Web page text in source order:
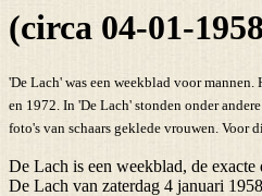
(circa 04-01-
'De Lach' was een weekblad voor
en 1972. In 'De Lach' stonden onder
foto's van schaars geklede vrouwen. Voor
De Lach is een weekblad, de
De Lach van zaterdag 4 januari